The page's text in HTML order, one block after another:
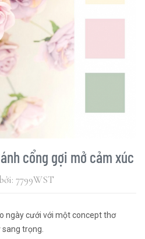
cổng gợi mở cảm xúc
7799WST
ngày cưới với một concept thơ
sang trọng.